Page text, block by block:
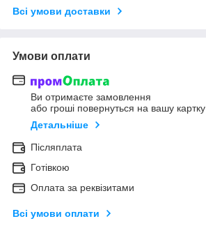
Всі умови доставки
Умови оплати
Ви отримаєте замовлення
або гроші повернуться на вашу картку
Детальніше
Післяплата
Готівкою
Оплата за реквізитами
Всі умови оплати